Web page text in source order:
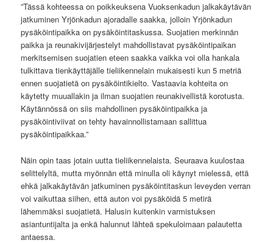
”Tässä kohteessa on poikkeuksena Vuoksenkadun jalkakäytävän
jatkuminen Yrjönkadun ajoradalle saakka, jolloin Yrjönkadun
pysäköintipaikka on pysäköintitaskussa. Suojatien merkinnän
paikka ja reunakivijärjestelyt mahdollistavat pysäköintipaikan
merkitsemisen suojatien eteen saakka vaikka voi olla hankala
tulkittava tienkäyttäjälle tieliikennelain mukaisesti kun 5 metriä
ennen suojatietä on pysäköintikielto. Vastaavia kohteita on
käytetty muuallakin ja ilman suojatien reunakivellistä korotusta.
Käytännössä on siis mahdollinen pysäköintipaikka ja
pysäköintiviivat on tehty havainnollistamaan sallittua
pysäköintipaikkaa.”
Näin opin taas jotain uutta tieliikennelaista. Seuraava kuulostaa
selittelyltä, mutta myönnän että minulla oli käynyt mielessä, että
ehkä jalkakäytävän jatkuminen pysäköintitaskun leveyden verran
voi vaikuttaa siihen, että auton voi pysäköidä 5 metirä
lähemmäksi suojatietä. Halusin kuitenkin varmistuksen
asiantuntijalta ja enkä halunnut lähteä spekuloimaan palautetta
antaessa.